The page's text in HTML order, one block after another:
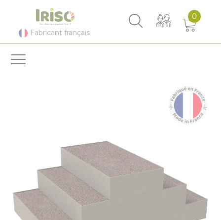
Fabricant français
0
Panneau de gestion des cookies